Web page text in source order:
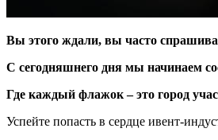
Вы этого ждали, вы часто
С сегодняшнего дня мы начинаем
Где каждый флажок – это город
Успейте попасть в сердце ивент-